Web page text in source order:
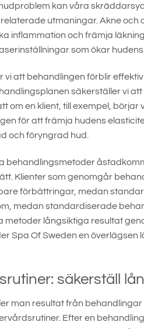
kan våra
utmaningar. Akne
inflammation och främja
som ökar
vi att behandlingen förblir
säkerställer vi
om en klient, till exempel,
för att främja hudens
och föryngrad hud.
behandlingsmetoder
Klienter som genomgår
förbättringar, medan
medan standardiserade
långsiktiga resultat
Spa Of Sweden en överlägsen
säkerställ
man resultat från
Efter en